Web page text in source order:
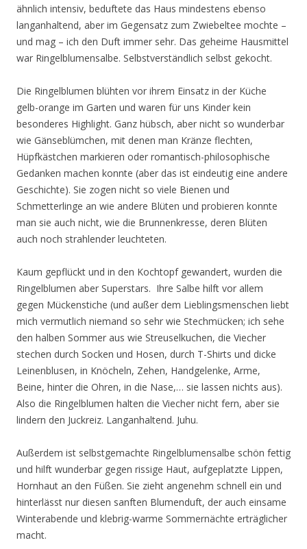
ähnlich intensiv, beduftete das Haus mindestens ebenso
langanhaltend, aber im Gegensatz zum Zwiebeltee mochte –
und mag – ich den Duft immer sehr. Das geheime Hausmittel
war Ringelblumensalbe. Selbstverständlich selbst gekocht.
Die Ringelblumen blühten vor ihrem Einsatz in der Küche
gelb-orange im Garten und waren für uns Kinder kein
besonderes Highlight. Ganz hübsch, aber nicht so wunderbar
wie Gänseblümchen, mit denen man Kränze flechten,
Hüpfkästchen markieren oder romantisch-philosophische
Gedanken machen konnte (aber das ist eindeutig eine andere
Geschichte). Sie zogen nicht so viele Bienen und
Schmetterlinge an wie andere Blüten und probieren konnte
man sie auch nicht, wie die Brunnenkresse, deren Blüten
auch noch strahlender leuchteten.
Kaum gepflückt und in den Kochtopf gewandert, wurden die
Ringelblumen aber Superstars. Ihre Salbe hilft vor allem
gegen Mückenstiche (und außer dem Lieblingsmenschen liebt
mich vermutlich niemand so sehr wie Stechmücken; ich sehe
den halben Sommer aus wie Streuselkuchen, die Viecher
stechen durch Socken und Hosen, durch T-Shirts und dicke
Leinenblusen, in Knöcheln, Zehen, Handgelenke, Arme,
Beine, hinter die Ohren, in die Nase,… sie lassen nichts aus).
Also die Ringelblumen halten die Viecher nicht fern, aber sie
lindern den Juckreiz. Langanhaltend. Juhu.
Außerdem ist selbstgemachte Ringelblumensalbe schön fettig
und hilft wunderbar gegen rissige Haut, aufgeplatzte Lippen,
Hornhaut an den Füßen. Sie zieht angenehm schnell ein und
hinterlässt nur diesen sanften Blumenduft, der auch einsame
Winterabende und klebrig-warme Sommernächte erträglicher
macht.